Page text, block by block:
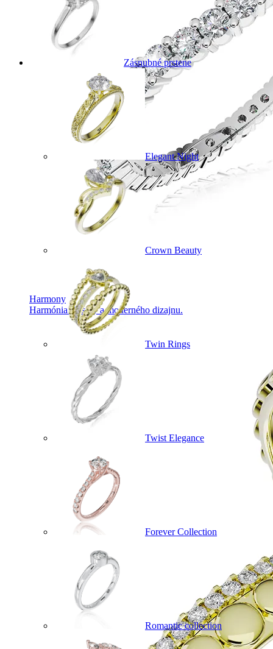
Harmony
Harmónia klasiky a moderného dizajnu.
Zásnubné prstene
Elegant Night
Crown Beauty
Twin Rings
Twist Elegance
Forever Collection
Romantic collection